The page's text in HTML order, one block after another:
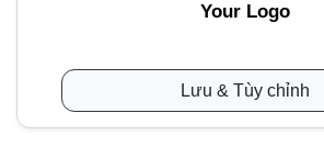
Your Logo
Lưu & Tùy chỉnh